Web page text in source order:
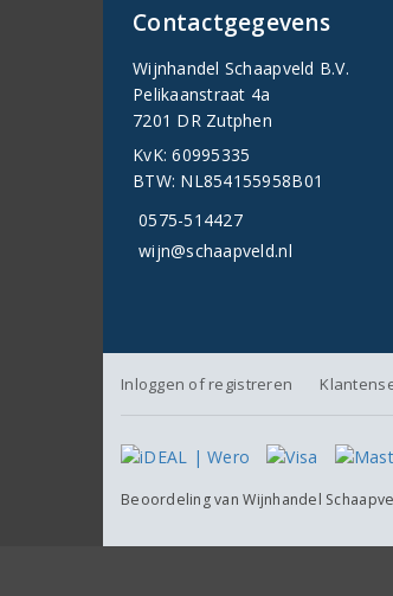
Contactgegevens
Wijnhandel Schaapveld B.V.
Pelikaanstraat 4a
7201 DR Zutphen
KvK: 60995335
BTW: NL854155958B01
0575-514427
wijn@schaapveld.nl
Inloggen of registreren
Beoordeling vanWijnhandel